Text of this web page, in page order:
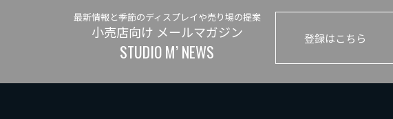
最新情報と季節のディスプレイや売り場の提案
小売店向け メールマガジン
STUDIO M’ NEWS
登録はこちら